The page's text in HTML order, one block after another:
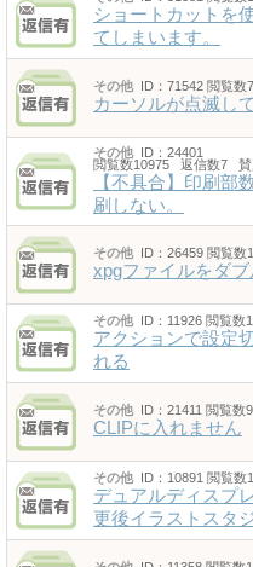
ショートカットを
てしまいます。
その他 ID：71542 閲覧
カーソルが点滅し
その他 ID：24401
閲覧数10975 返信数7
【不具合】印刷部
刷しない。
その他 ID：26459 閲覧
xpgファイルをダ
その他 ID：11926 閲覧数
アクションで設定
れる
その他 ID：21411 閲覧数
CLIPに入れません
その他 ID：10891 閲覧
デュアルディスプ
更後イラストスタ